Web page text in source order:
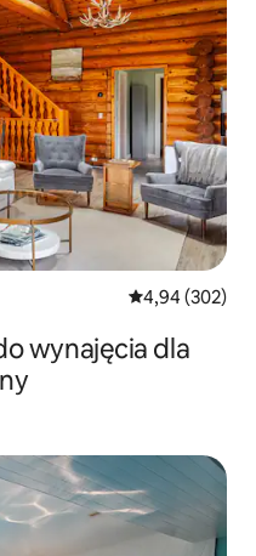
Średnia
4,94 (302)
wynajęcia dla